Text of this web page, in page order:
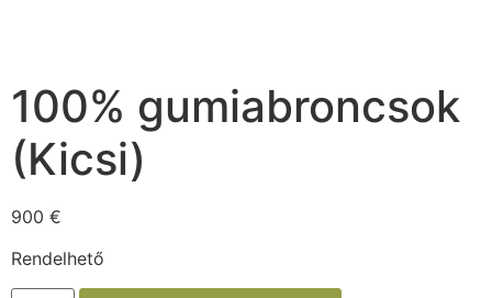
100% gumiabroncsok
(Kicsi)
900 €
Rendelhető